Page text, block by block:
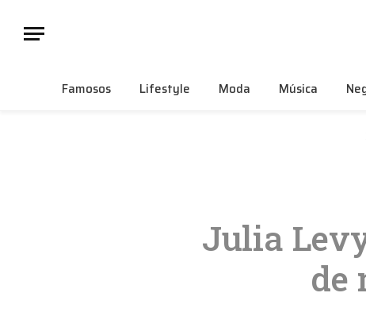
Famosos Lifestyle Moda Música
Julia
de